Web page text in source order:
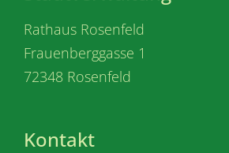
Rathaus Rosenfeld
Frauenberggasse 1
72348 Rosenfeld
Kontakt